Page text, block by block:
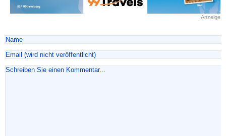
Anzeige